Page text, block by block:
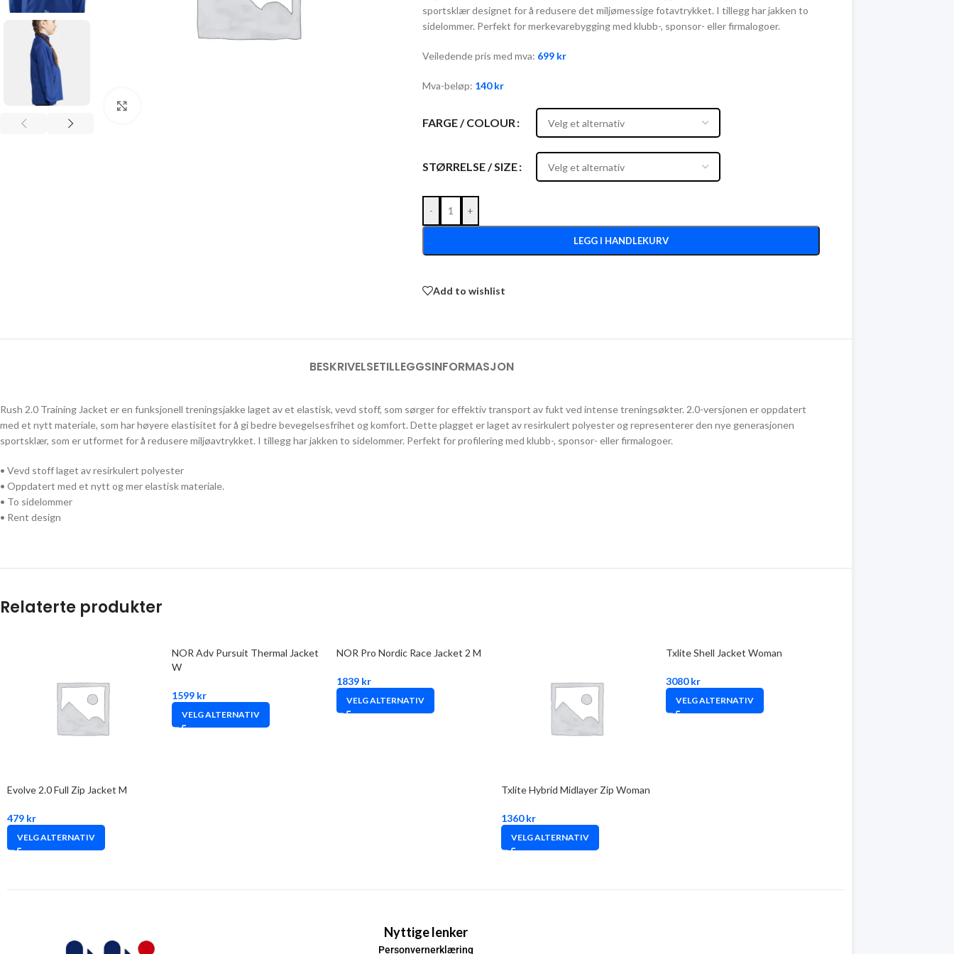
sportsklær designet for å redusere det miljømessige fotavtrykket. I tillegg har jakken to
sidelommer. Perfekt for merkevarebygging med klubb-, sponsor- eller firmalogoer.
Veiledende pris med mva: 699 kr
Mva-beløp: 140kr
FARGE / COLOUR
STØRRELSE / SIZE
- +
LEGG I HANDLEKURV
Add to wishlist
BESKRIVELSETILLEGGSINFORMASJON
Rush 2.0 Training Jacket er en funksjonell treningsjakke laget av et elastisk, vevd stoff, som sørger for effektiv transport av fukt ved intense treningsøkter. 2.0-versjonen er oppdatert
med et nytt materiale, som har høyere elastisitet for å gi bedre bevegelsesfrihet og komfort. Dette plagget er laget av resirkulert polyester og representerer den nye generasjonen
sportsklær, som er utformet for å redusere miljøavtrykket. I tillegg har jakken to sidelommer. Perfekt for profilering med klubb-, sponsor- eller firmalogoer.
• Vevd stoff laget av resirkulert polyester
• Oppdatert med et nytt og mer elastisk materiale.
• To sidelommer
• Rent design
Relaterte produkter
Evolve 2.0 Full Zip Jacket M
479 kr
VELG ALTERNATIV
NOR Adv Pursuit Thermal Jacket
W
1599 kr
VELG ALTERNATIV
NOR Pro Nordic Race Jacket 2 M
1839 kr
VELG ALTERNATIV
Txlite Hybrid Midlayer Zip Woman
1360kr
VELG ALTERNATIV
Txlite Shell Jacket Woman
3080kr
VELG ALTERNATIV
Nyttige lenker
Personvernerklæring